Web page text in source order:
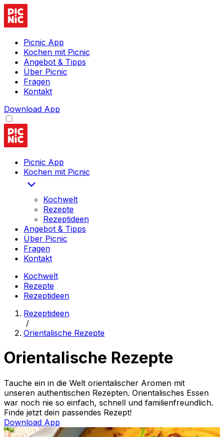
Picnic App
Kochen mit Picnic
Angebot & Tipps
Über Picnic
Fragen
Kontakt
Download App
Picnic App
Kochen mit Picnic
Kochwelt
Rezepte
Rezeptideen
Angebot & Tipps
Über Picnic
Fragen
Kontakt
Kochwelt
Rezepte
Rezeptideen
Rezeptideen
/
Orientalische Rezepte
Orientalische Rezepte
Tauche ein in die Welt orientalischer Aromen mit
unseren authentischen Rezepten. Orientalisches Essen
war noch nie so einfach, schnell und familienfreundlich.
Finde jetzt dein passendes Rezept!
Download App